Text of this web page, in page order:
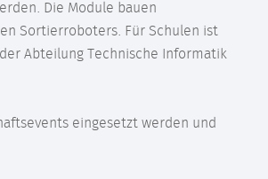
Die Module bauen
Sortierroboters. Für Schulen ist
Abteilung Technische Informatik
eingesetzt werden und